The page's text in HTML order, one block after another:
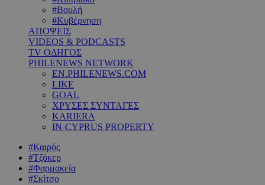
#Βουλή
#Κυβέρνηση
ΑΠΟΨΕΙΣ
VIDEOS & PODCASTS
TV ΟΔΗΓΟΣ
PHILENEWS NETWORK
EN.PHILENEWS.COM
LIKE
GOAL
ΧΡΥΣΕΣ ΣΥΝΤΑΓΕΣ
KARIERA
IN-CYPRUS PROPERTY
#Καιρός
#Τζόκερ
#Φαρμακεία
#Σκίτσο